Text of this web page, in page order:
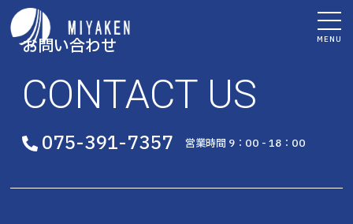
MENU
お問い合わせ
CONTACT US
075-391-7357 営業時間 9：00 - 18：00